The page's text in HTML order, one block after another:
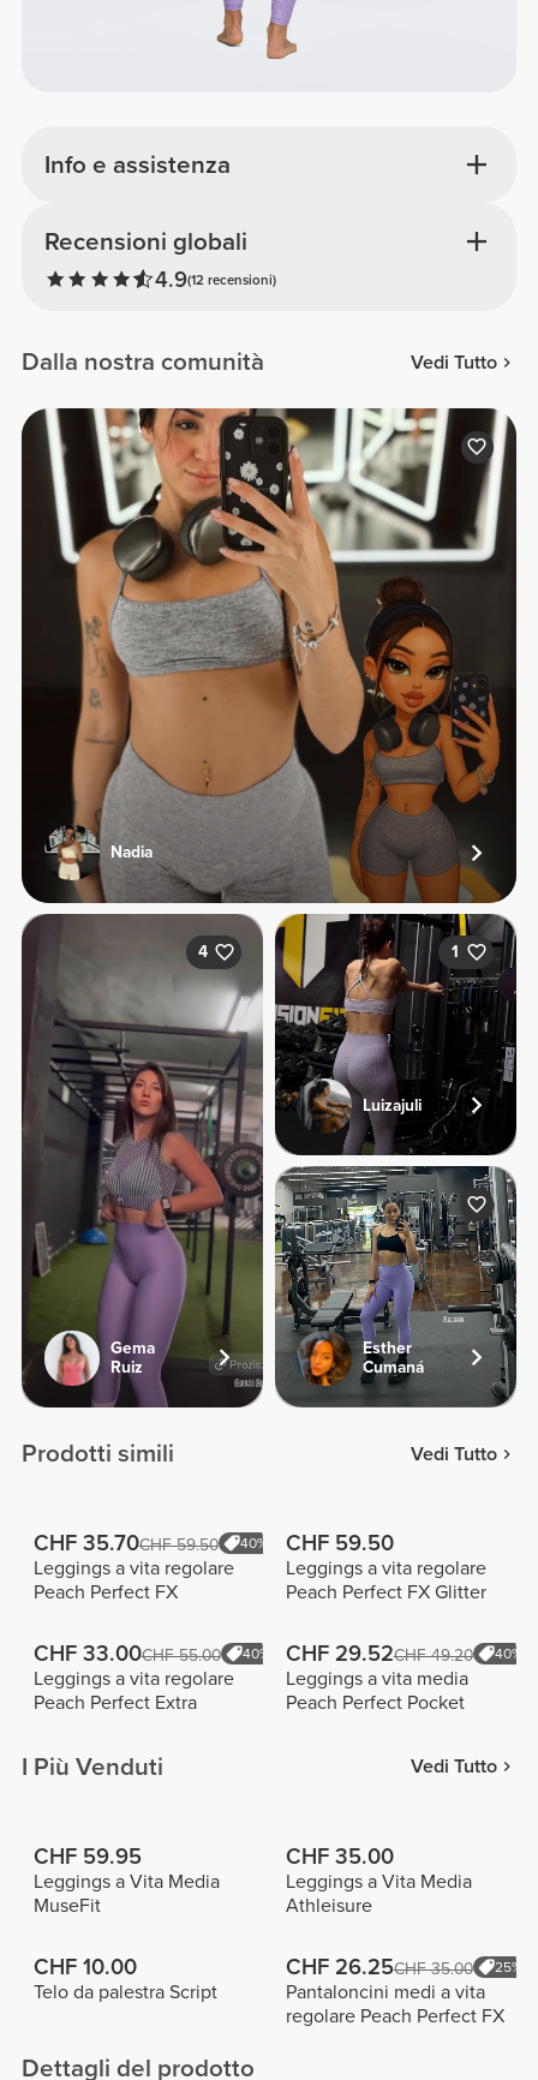
Info e assistenza
Recensioni globali
4.9(12 recensioni)
Dalla nostra comunità Vedi Tutto
Nadia
4
Gema
Ruiz
1
Luizajuli
Esther
Cumaná
Prodotti simili Vedi Tutto
CHF 35.70CHF 59.50 40%
Leggings a vita regolare
Peach Perfect FX
CHF 59.50
Leggings a vita regolare
Peach Perfect FX Glitter
CHF 33.00CHF 55.00 40%
Leggings a vita regolare
Peach Perfect Extra
CHF 29.52CHF 49.20 40%
Leggings a vita media
Peach Perfect Pocket
I Più Venduti Vedi Tutto
CHF 59.95
Leggings a Vita Media
MuseFit
CHF 35.00
Leggings a Vita Media
Athleisure
CHF 10.00
Telo da palestra Script
CHF 26.25CHF 35.00 25%
Pantaloncini medi a vita
regolare Peach Perfect FX
Dettagli del prodotto